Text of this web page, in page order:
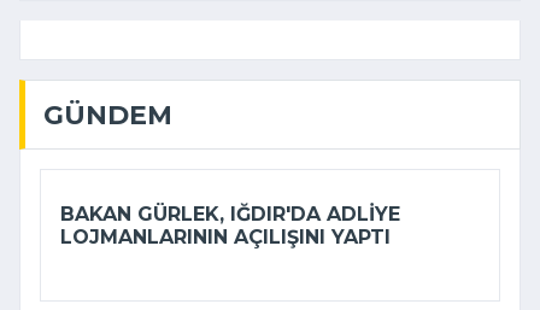
GÜNDEM
BAKAN GÜRLEK, IĞDIR'DA ADLIYE
LOJMANLARININ AÇILIŞINI YAPTI